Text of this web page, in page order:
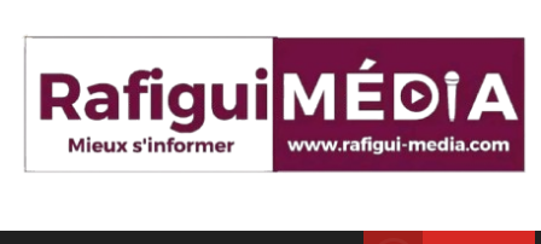
content